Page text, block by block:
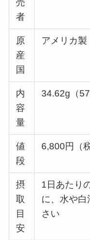
者
原
産
国
アメリカ製
内
容
量
34.62g（
値
段
6,800円（
摂
取
目
安
1日あたり
に、水や
さい